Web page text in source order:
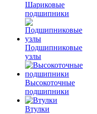
Шариковые
подшипники
Подшипниковые
узлы
Высокоточные
подшипники
Втулки